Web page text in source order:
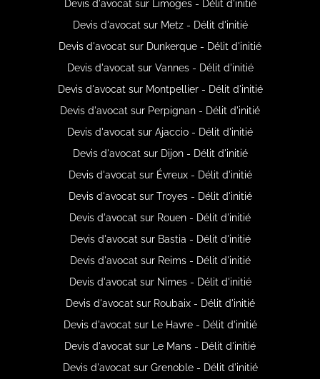
Devis d'avocat sur Limoges - Délit d'initié
Devis d'avocat sur Metz - Délit d'initié
Devis d'avocat sur Dunkerque - Délit d'initié
Devis d'avocat sur Vannes - Délit d'initié
Devis d'avocat sur Montpellier - Délit d'initié
Devis d'avocat sur Perpignan - Délit d'initié
Devis d'avocat sur Ajaccio - Délit d'initié
Devis d'avocat sur Dijon - Délit d'initié
Devis d'avocat sur Évreux - Délit d'initié
Devis d'avocat sur Troyes - Délit d'initié
Devis d'avocat sur Rouen - Délit d'initié
Devis d'avocat sur Bastia - Délit d'initié
Devis d'avocat sur Reims - Délit d'initié
Devis d'avocat sur Nimes - Délit d'initié
Devis d'avocat sur Roubaix - Délit d'initié
Devis d'avocat sur Le Havre - Délit d'initié
Devis d'avocat sur Le Mans - Délit d'initié
Devis d'avocat sur Grenoble - Délit d'initié